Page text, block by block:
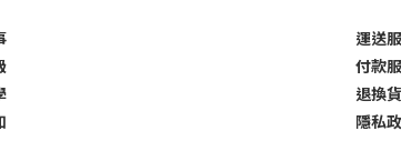
運送
付款
退換
隱私